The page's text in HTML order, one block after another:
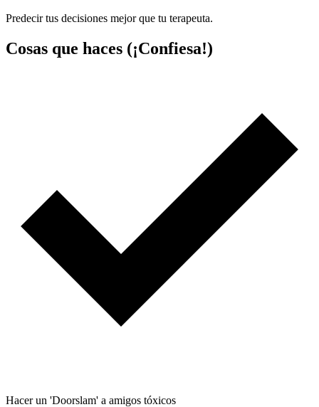
Predecir tus decisiones mejor que tu terapeuta.
Cosas que haces (¡Confiesa!)
Hacer un 'Doorslam' a amigos tóxicos